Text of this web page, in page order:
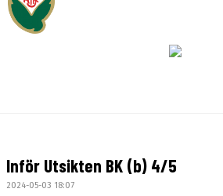
GÅ PÅ MATCH
DOKUMENT
Inför Utsikten BK (b) 4/5
2024-05-03 18:07